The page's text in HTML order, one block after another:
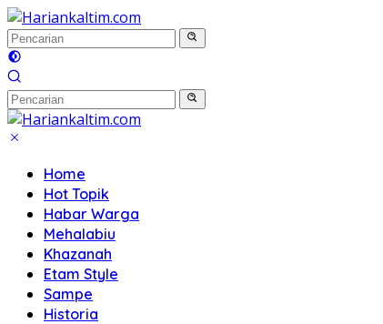
Langsung
ke
konten
Home
Hot Topik
Habar Warga
Mehalabiu
Khazanah
Etam Style
Sampe
Historia